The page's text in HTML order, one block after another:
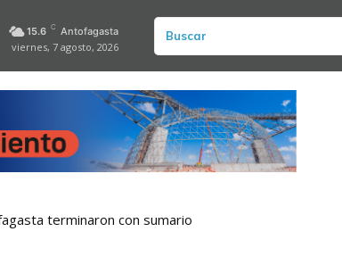
15.6 C Antofagasta
viernes, 7 agosto, 2026
Buscar
terminaron con sumario